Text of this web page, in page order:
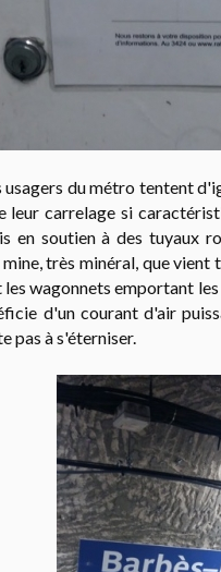
usagers du métro tentent
leur carrelage si
en soutien à des tuyaux
très minéral, que
wagonnets emportant
d'un courant d'air
pas à s'éterniser.